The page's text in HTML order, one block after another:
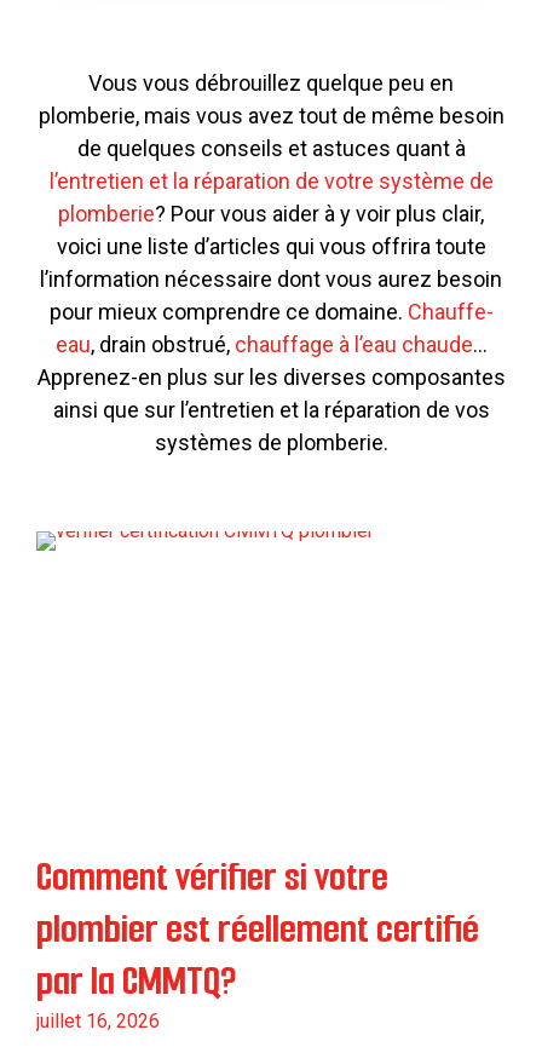
Vous vous débrouillez quelque peu en
plomberie, mais vous avez tout de même besoin
de quelques conseils et astuces quant à
l’entretien et la réparation de votre système de
plomberie? Pour vous aider à y voir plus clair,
voici une liste d’articles qui vous offrira toute
l’information nécessaire dont vous aurez besoin
pour mieux comprendre ce domaine. Chauffe-
eau, drain obstrué, chauffage à l’eau chaude…
Apprenez-en plus sur les diverses composantes
ainsi que sur l’entretien et la réparation de vos
systèmes de plomberie.
Comment vérifier si votre
plombier est réellement certifié
par la CMMTQ?
juillet 16, 2026